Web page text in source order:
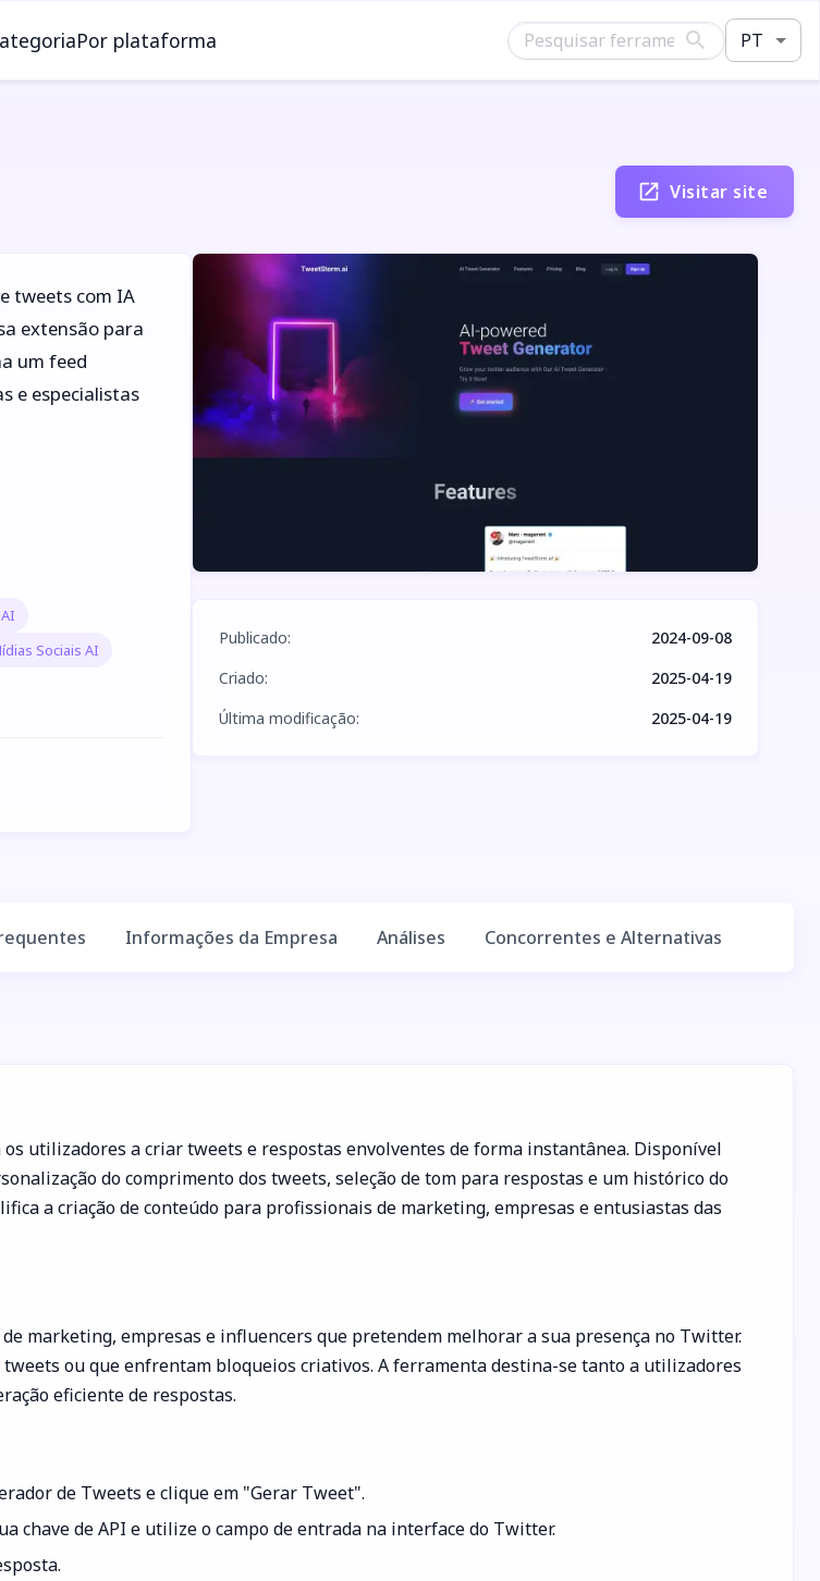
Por plataforma PT
Visitar site
tweets com IA
extensão para
um feed
e especialistas
Sociais AI
Publicado:
2024-09-08
Criado:
2025-04-19
Última modificação: 2025-04-19
Informações da Empresa Análises Concorrentes e Alternativas
utilizadores a criar tweets e respostas envolventes de forma instantânea. Disponível
do comprimento dos tweets, seleção de tom para respostas e um histórico do
a criação de conteúdo para profissionais de marketing, empresas e entusiastas das
marketing, empresas e influencers que pretendem melhorar a sua presença no Twitter.
ou que enfrentam bloqueios criativos. A ferramenta destina-se tanto a utilizadores
eficiente de respostas.
de Tweets e clique em "Gerar Tweet".
chave de API e utilize o campo de entrada na interface do Twitter.